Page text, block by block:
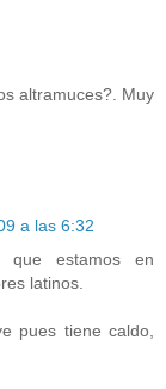
altramuces?. Muy
a las 6:32
que estamos en
latinos.
pues tiene caldo,